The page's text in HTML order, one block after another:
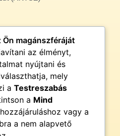
magánszféráját
az élményt,
nyújtani és
mely
a Testreszabás
a Mind
vagy a
a nem alapvető